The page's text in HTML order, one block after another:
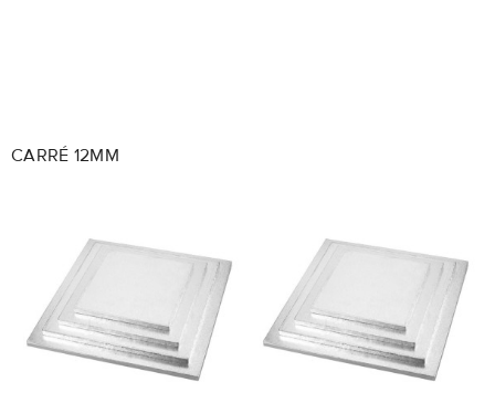
CARRÉ 12MM
favorite_border favorite_border